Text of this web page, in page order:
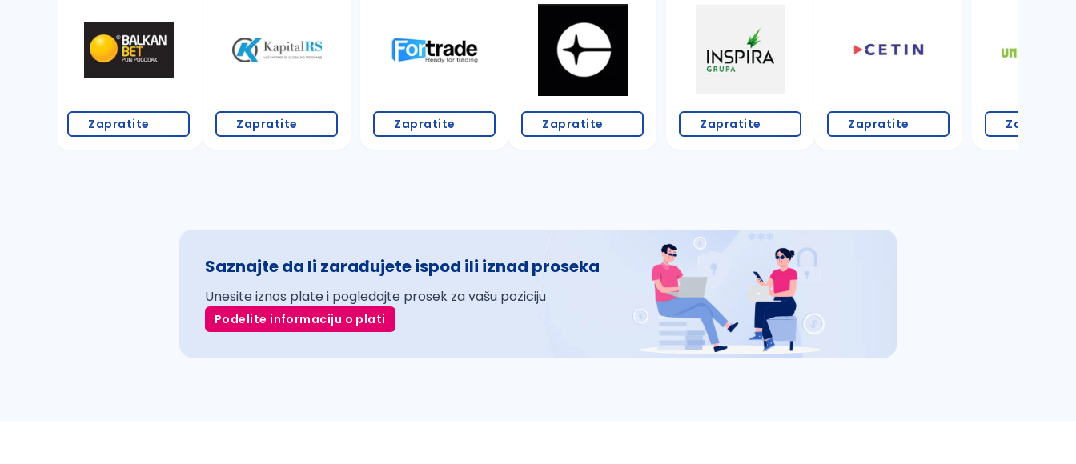
Zapratite Zapratite Zapratite Zapratite Zapratite Zapratite Zapratite
Saznajte da li zarađujete ispod ili iznad proseka
Unesite iznos plate i pogledajte prosek za vašu poziciju
Podelite informaciju o plati